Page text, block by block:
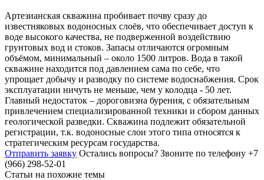
Артезианская скважина пробивает почву сразу до
известняковых водоносных слоёв, что обеспечивает доступ к
воде высокого качества, не подверженной воздействию
грунтовых вод и стоков. Запасы отличаются огромным
объёмом, минимальный – около 1500 литров. Вода в такой
скважине находится под давлением сама по себе, что
упрощает добычу и разводку по системе водоснабжения. Срок
эксплуатации ничуть не меньше, чем у колодца - 50 лет.
Главный недостаток – дороговизна бурения, с обязательным
привлечением специализированной техники и сбором данных
геологической разведки. Скважина подлежит обязательной
регистрации, т.к. водоносные слои этого типа относятся к
стратегическим ресурсам государства.
Отправить заявку Остались вопросы? Звоните по телефону +7
(966) 298-52-01
Статьи на похожие темы